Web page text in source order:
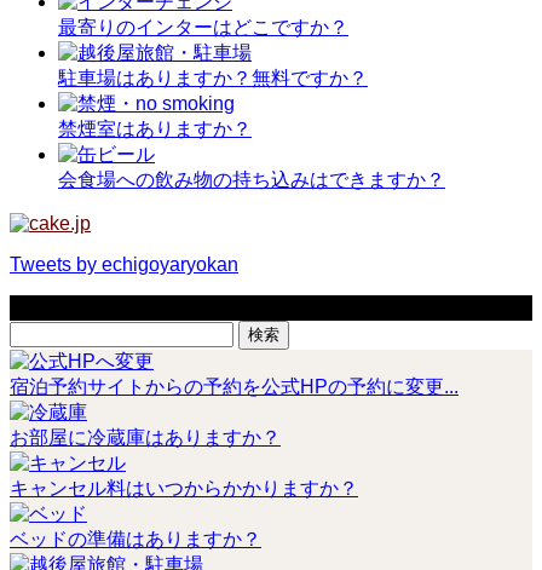
最寄りのインターはどこですか？
駐車場はありますか？無料ですか？
禁煙室はありますか？
会食場への飲み物の持ち込みはできますか？
Tweets by echigoyaryokan
索:
宿泊予約サイトからの予約を公式HPの予約に変更...
お部屋に冷蔵庫はありますか？
キャンセル料はいつからかかりますか？
ベッドの準備はありますか？